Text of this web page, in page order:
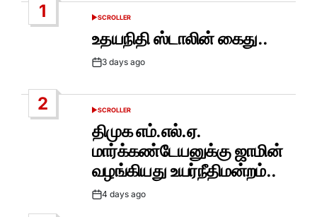
1
POSTED
SCROLLER
உதயநிதி ஸ்டாலின் கைது..
Post3 days ago
2
POSTED
SCROLLER
திமுக எம்.எல்.ஏ.
மார்க்கண்டேயனுக்கு ஜாமின்
வழங்கியது உயர்நீதிமன்றம்..
Post4 days ago